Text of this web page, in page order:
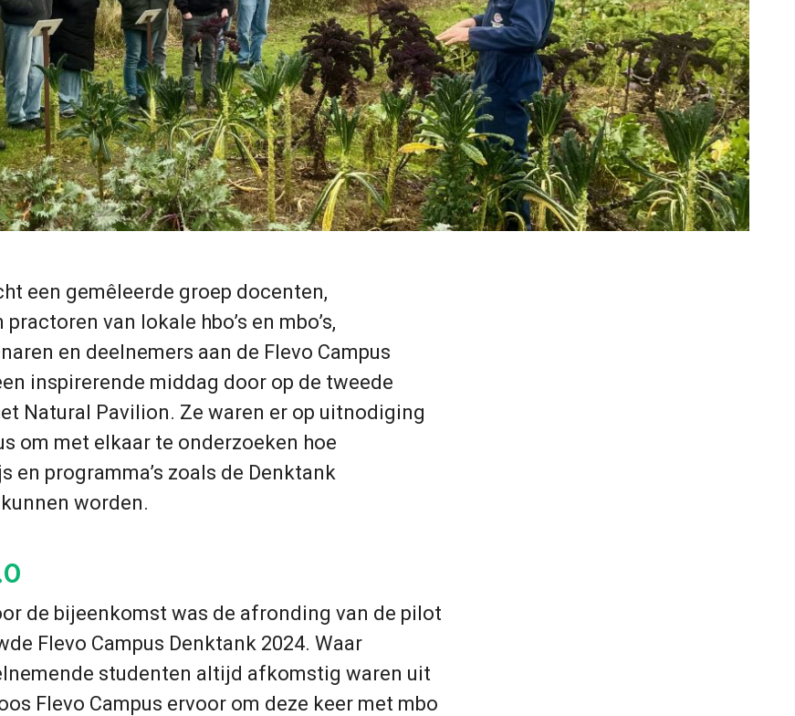
een gemêleerde groep docenten,
van lokale hbo’s en mbo’s,
en deelnemers aan de Flevo Campus
inspirerende middag door op de tweede
Natural Pavilion. Ze waren er op uitnodiging
om met elkaar te onderzoeken hoe
en programma’s zoals de Denktank
worden.
de bijeenkomst was de afronding van de pilot
Flevo Campus Denktank 2024. Waar
studenten altijd afkomstig waren uit
Flevo Campus ervoor om deze keer met mbo